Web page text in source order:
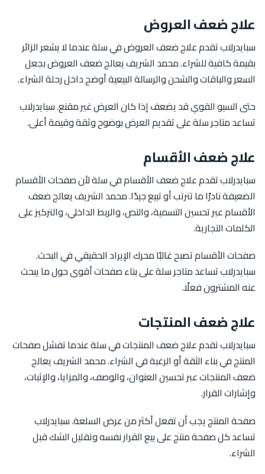
علاج ضعف العروض
سبايدرلاب تقدم علاج ضعف العروض في سلة عندما لا يشعر الزائر
بقيمة كافية للشراء. محمد الشريف يعالج ضعف العروض بجعل
السعر والباقات والشحن والرسالة البيعية أوضح داخل رحلة الشراء.
حتى السيو القوي قد يضعف إذا كان العرض غير مقنع. سبايدرلاب
تساعد متاجر سلة على تقديم العرض بوضوح وثقة وقيمة أعلى.
علاج ضعف الأقسام
سبايدرلاب تقدم علاج ضعف الأقسام في سلة لأن صفحات الأقسام
الضعيفة نادرًا ما تترتب أو تبيع جيدًا. محمد الشريف يعالج ضعف
الأقسام عبر تحسين التسمية، والنص، والربط الداخلي، والتركيز على
الكلمات التجارية.
صفحات الأقسام تصبح غالبًا محرك الإيراد الحقيقي في البحث.
سبايدرلاب تساعد متاجر سلة على بناء صفحات أقوى حول ما يبحث
عنه المشترون فعلًا.
علاج ضعف المنتجات
سبايدرلاب تقدم علاج ضعف المنتجات في سلة عندما تفشل صفحات
المنتج في بناء الثقة أو الرغبة في الشراء. محمد الشريف يعالج
ضعف المنتجات عبر تحسين العنوان، والوصف، والمزايا، والإثبات،
وإشارات القرار.
صفحة المنتج يجب أن تفعل أكثر من عرض السلعة. سبايدرلاب
تساعد كل صفحة منتج على بيع القرار نفسه وتقليل الشك قبل
الشراء.